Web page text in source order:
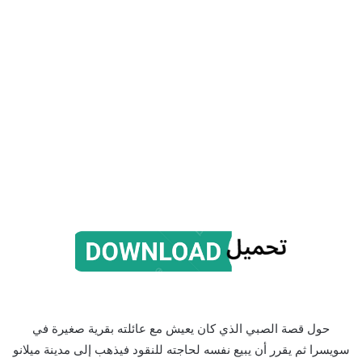
حول قصة الصبي الذي كان يعيش مع عائلته بقرية صغيرة في
سويسرا ثم يقرر أن يبيع نفسه لحاجته للنقود فيذهب إلى مدينة ميلانو